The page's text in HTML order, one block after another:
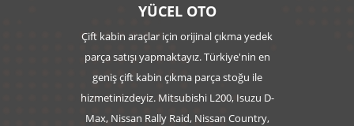
YÜCEL OTO
Çift kabin araçlar için orijinal çıkma yedek
parça satışı yapmaktayız. Türkiye'nin en
geniş çift kabin çıkma parça stoğu ile
hizmetinizdeyiz. Mitsubishi L200, Isuzu D-
Max, Nissan Rally Raid, Nissan Country,